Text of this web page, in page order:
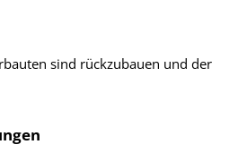
sind rückzubauen und der